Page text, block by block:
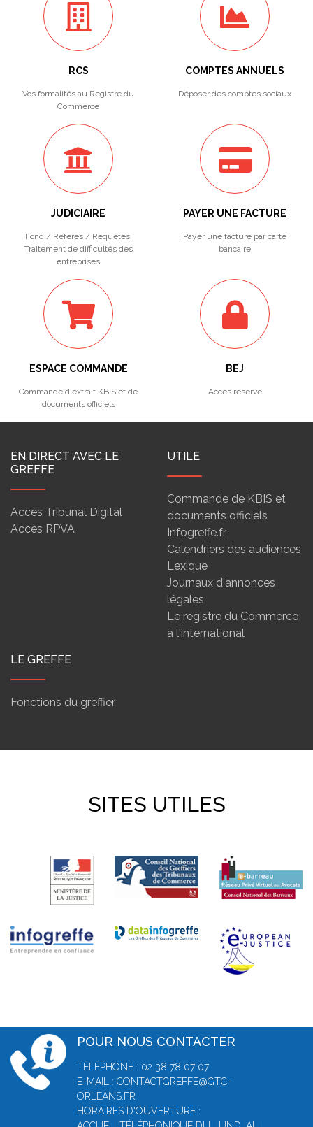
RCS
Vos formalités au Registre du
Commerce
COMPTES ANNUELS
Déposer des comptes sociaux
JUDICIAIRE
Fond / Référés / Requêtes.
Traitement de difficultés des
entreprises
PAYER UNE FACTURE
Payer une facture par carte
bancaire
ESPACE COMMANDE
Commande d'extrait KBiS et de
documents officiels
BEJ
Accès réservé
EN DIRECT AVEC LE
GREFFE
Accès Tribunal Digital
Accès RPVA
UTILE
Commande de KBIS et
documents officiels
Infogreffe.fr
Calendriers des audiences
Lexique
Journaux d'annonces
légales
Le registre du Commerce
à l'international
LE GREFFE
Fonctions du greffier
SITES UTILES
POUR NOUS CONTACTER
TÉLÉPHONE : 02 38 78 07 07
E-MAIL : CONTACTGREFFE@GTC-
ORLEANS.FR
HORAIRES D'OUVERTURE :